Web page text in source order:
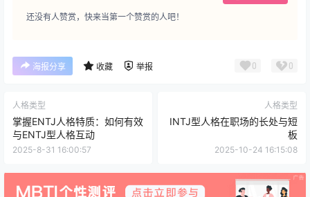
还没有人赞赏，快来当第一个赞赏的人吧！
海报分享 收藏 举报 0 0
人格类型
掌握ENTJ人格特质：如何有效
与ENTJ型人格互动
2025-8-31 16:00:57
人格类型
INTJ型人格在职场的长处与短
板
2025-10-24 16:15:08